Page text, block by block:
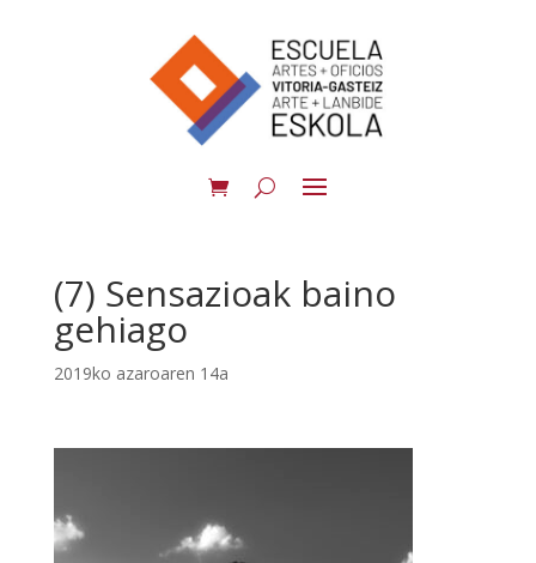
(7) Sensazioak baino
gehiago
2019ko azaroaren 14a